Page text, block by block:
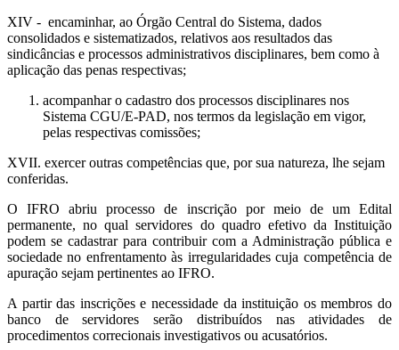
XIV - encaminhar, ao Órgão Central do Sistema, dados
consolidados e sistematizados, relativos aos resultados das
sindicâncias e processos administrativos disciplinares, bem como à
aplicação das penas respectivas;
acompanhar o cadastro dos processos disciplinares nos
Sistema CGU/E-PAD, nos termos da legislação em vigor,
pelas respectivas comissões;
XVII. exercer outras competências que, por sua natureza, lhe sejam
conferidas.
O IFRO abriu processo de inscrição por meio de um Edital
permanente, no qual servidores do quadro efetivo da Instituição
podem se cadastrar para contribuir com a Administração pública e
sociedade no enfrentamento às irregularidades cuja competência de
apuração sejam pertinentes ao IFRO.
A partir das inscrições e necessidade da instituição os membros do
banco de servidores serão distribuídos nas atividades de
procedimentos correcionais investigativos ou acusatórios.